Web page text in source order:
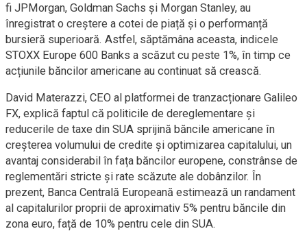
fi JPMorgan, Goldman Sachs și Morgan Stanley, au
înregistrat o creștere a cotei de piață și o performanță
bursieră superioară. Astfel, săptămâna aceasta, indicele
STOXX Europe 600 Banks a scăzut cu peste 1%, în timp ce
acțiunile băncilor americane au continuat să crească.
David Materazzi, CEO al platformei de tranzacționare Galileo
FX, explică faptul că politicile de dereglementare și
reducerile de taxe din SUA sprijină băncile americane în
creșterea volumului de credite și optimizarea capitalului, un
avantaj considerabil în fața băncilor europene, constrânse de
reglementări stricte și rate scăzute ale dobânzilor. În
prezent, Banca Centrală Europeană estimează un randament
al capitalurilor proprii de aproximativ 5% pentru băncile din
zona euro, față de 10% pentru cele din SUA.